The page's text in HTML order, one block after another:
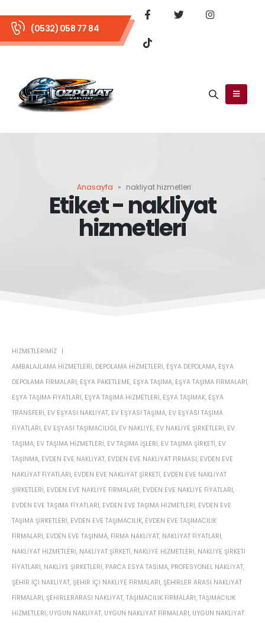
(0532) 058 77 84
Anasayfa » nakliyat hizmetleri
Etiket - nakliyat
hizmetleri
HIZMETLERIMIZ
AMBALAJLAMA HIZMETLERI, DEPOLAMA HIZMETLERI, EŞYA DEPOLAMA, EŞYA
DEPOLAMA FIRMALARI, EŞYA PAKETLEME, EŞYA TAŞIMA, EŞYA TAŞIMA FIRMALARI,
EŞYA TAŞIMA FIYATLARI, EŞYA TAŞIMA HIZMETLERI, EŞYA TAŞIMAK, EŞYA
TRANSFERI, EV EŞYASI NAKLIYAT, EV EŞYASI TAŞIMA, EV EŞYASI TAŞIMA
FIYATLARI, EV EŞYASI TAŞIMACILIĞI, EV NAKLIYE, EV NAKLIYE ŞIRKETLERI, EV
TAŞIMA, EV TAŞIMA HIZMETLERI, EV TAŞIMA IŞLERI, EV TAŞIMA ŞIRKETI, EV
TAŞINMA, EVDEN EVE NAKLIYAT, EVDEN EVE NAKLIYAT FIRMASI, EVDEN EVE
NAKLIYAT FIYATLARI, EVDEN EVE NAKLIYAT ŞIRKETI, EVDEN EVE NAKLIYAT
ŞIRKETLERI, EVDEN EVE NAKLIYE FIRMALARI, EVDEN EVE NAKLIYE FIYATLARI,
EVDEN EVE TAŞIMA FIYATLARI, EVDEN EVE TAŞIMA HIZMETLERI, EVDEN EVE
TAŞIMA ŞIRKETLERI, EVDEN EVE TAŞIMACILIK, EVDEN EVE TAŞIMACILIK
FIRMALARI, EVDEN EVE TAŞINMA, FIRMA NAKLIYAT, NAKLIYAT FIYATLARI,
NAKLIYAT HIZMETLERI, NAKLIYAT ŞIRKETI, NAKLIYE HIZMETLERI, NAKLIYE ŞIRKETI
FIYATLARI, NAKLIYE ŞIRKETLERI, PARCA ESYA TASIMA, PROFESYONEL NAKLIYAT,
ŞEHIR IÇI NAKLIYAT, ŞEHIR IÇI NAKLIYE FIRMALARI, ŞEHIRLER ARASI NAKLIYAT
FIRMALARI, ŞEHIRLERARASI NAKLIYAT, TAŞIMACILIK FIRMALARI, TAŞIMACILIK
HIZMETLERI, UYGUN NAKLIYAT, UYGUN NAKLIYAT FIRMALARI, UYGUN NAKLIYAT